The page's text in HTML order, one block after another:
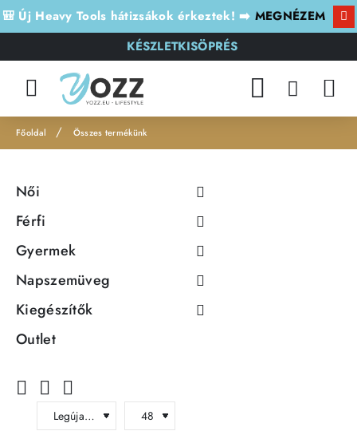
🎒 Új Heavy Tools hátizsákok érkeztek! ➡️ MEGNÉZEM
KÉSZLETKISÖPRÉS
h
m
Összes termékünk
Női
Férfi
Gyermek
Napszemüveg
Kiegészítők
Outlet